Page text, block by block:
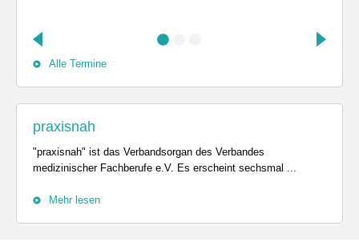
Alle Termine
praxisnah
"praxisnah" ist das Verbandsorgan des Verbandes
medizinischer Fachberufe e.V. Es erscheint sechsmal ...
Mehr lesen